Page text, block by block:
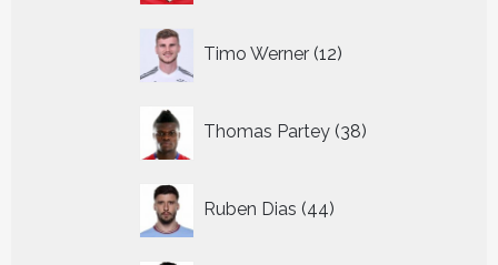
Timo Werner 12
producten
Thomas Partey 38
producten
Ruben Dias 44
producten